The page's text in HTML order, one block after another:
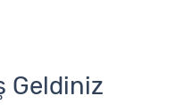
Geldiniz